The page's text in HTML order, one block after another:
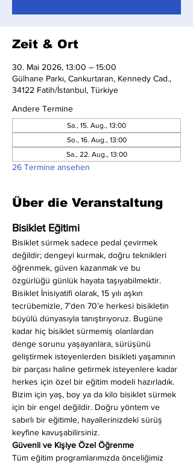
Zeit & Ort
30. Mai 2026, 13:00 – 15:00
Gülhane Parkı, Cankurtaran, Kennedy Cad.,
34122 Fatih/İstanbul, Türkiye
Andere Termine
Sa., 15. Aug., 13:00
So., 16. Aug., 13:00
Sa., 22. Aug., 13:00
26 Termine ansehen
Über die Veranstaltung
Bisiklet Eğitimi
Bisiklet sürmek sadece pedal çevirmek
değildir; dengeyi kurmak, doğru teknikleri
öğrenmek, güven kazanmak ve bu
özgürlüğü günlük hayata taşıyabilmektir.
Bisiklet İnisiyatifi olarak, 15 yılı aşkın
tecrübemizle, 7’den 70’e herkesi bisikletin
büyülü dünyasıyla tanıştırıyoruz. Bugüne
kadar hiç bisiklet sürmemiş olanlardan
denge sorunu yaşayanlara, sürüşünü
geliştirmek isteyenlerden bisikleti yaşamının
bir parçası haline getirmek isteyenlere kadar
herkes için özel bir eğitim modeli hazırladık.
Bizim için yaş, boy ya da kilo bisiklet sürmek
için bir engel değildir. Doğru yöntem ve
sabırlı bir eğitimle, hayallerinizdeki sürüş
keyfine kavuşabilirsiniz.
Güvenli ve Kişiye Özel Öğrenme
Tüm eğitim programlarımızda önceliğimiz